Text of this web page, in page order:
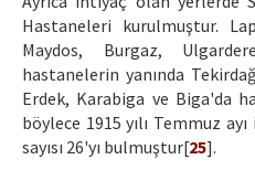
Hastaneleri kurulmuştur.
Maydos, Burgaz,
hastanelerin yanında
Erdek, Karabiga ve Biga'da
böylece 1915 yılı Temmuz
sayısı 26'yı bulmuştur[25].